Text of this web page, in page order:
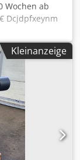
Wochen ab
Dcjdpfxeynm
-
250 nm
96 mm
mm Höhe
4
DEUTSCH
mit
Kleinanzeige